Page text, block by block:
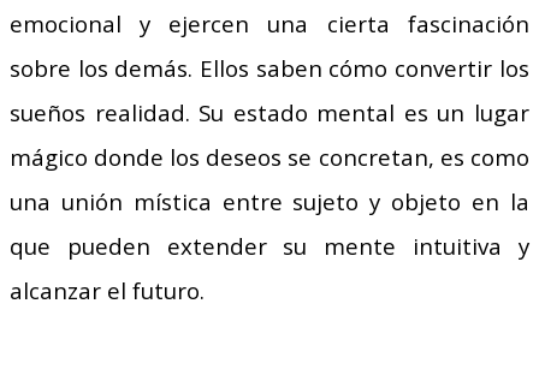
emocional y ejercen una cierta fascinación
sobre los demás. Ellos saben cómo convertir los
sueños realidad. Su estado mental es un lugar
mágico donde los deseos se concretan, es como
una unión mística entre sujeto y objeto en la
que pueden extender su mente intuitiva y
alcanzar el futuro.